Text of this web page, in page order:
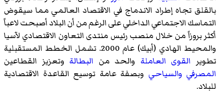
بالقلق تجاه إطراد الاندماج في الاقتصاد العالمي مما سيقوض
التماسك الاجتماعي الداخلي على الرغم من أن البلاد أصبحت لاعباً
أكثر بروزاً من خلال منصب رئيس منتدى التعاون الاقتصادي لآسيا
والمحيط الهادي (أبيك) عام 2000. تشمل الخطط المستقبلية
تطوير القوى العاملة والحد من البطالة وتعزيز القطاعين
المصرفي والسياحي وبصفة عامة توسيع القاعدة الاقتصادية
للبلاد.